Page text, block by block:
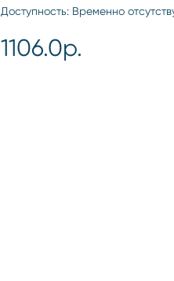
Доступность: Временно
1106.0р.